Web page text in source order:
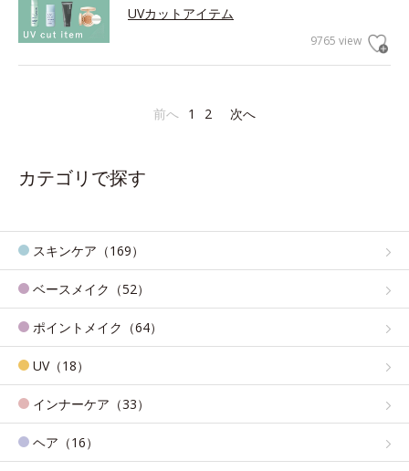
UVカットアイテム
9765 view
前へ 1 2 次へ
カテゴリで探す
スキンケア（169）
ベースメイク（52）
ポイントメイク（64）
UV（18）
インナーケア（33）
ヘア（16）